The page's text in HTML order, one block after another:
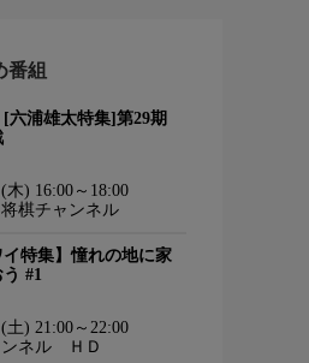
番組
[六浦雄太特集]第29期
木) 16:00～18:00
棋チャンネル
イ特集】憧れの地に家
#1
土) 21:00～22:00
ンネル ＨＤ